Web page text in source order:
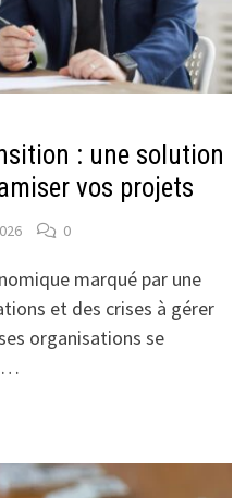
: une solution
vos projets
0
marqué par une
et des crises à gérer
organisations se
…